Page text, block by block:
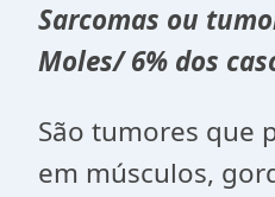
Sarcomas ou
Moles/ 6% dos
São tumores que
em músculos,